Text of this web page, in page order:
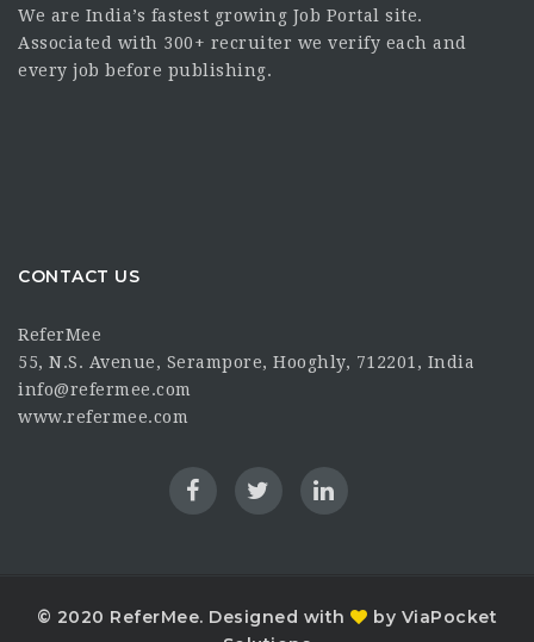
We are India’s fastest growing Job Portal site.
Associated with 300+ recruiter we verify each and
every job before publishing.
CONTACT US
ReferMee
55, N.S. Avenue, Serampore, Hooghly, 712201, India
info@refermee.com
www.refermee.com
© 2020 ReferMee. Designed with
by ViaPocket